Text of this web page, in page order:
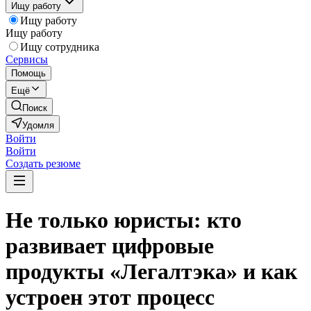
Ищу работу
Ищу работу
Ищу работу
Ищу сотрудника
Сервисы
Помощь
Ещё
Поиск
Удомля
Войти
Войти
Создать резюме
Не только юристы: кто
развивает цифровые
продукты «Легалтэка» и как
устроен этот процесс